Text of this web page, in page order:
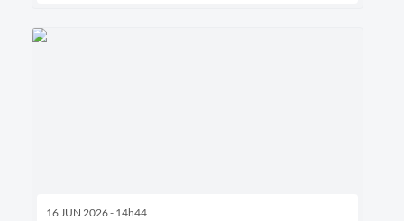
16 JUN 2026 - 14h44